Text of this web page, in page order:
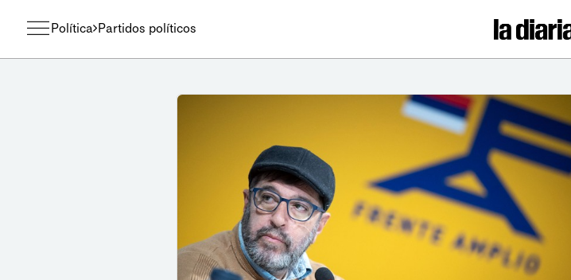
Política Partidos políticos